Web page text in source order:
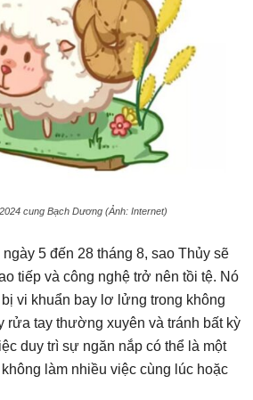
cung Bạch Dương (Ảnh: Internet)
5 đến 28 tháng 8, sao Thủy sẽ
tiếp và công nghệ trở nên tồi tệ. Nó
vi khuẩn bay lơ lửng trong không
rửa tay thường xuyên và tránh bất kỳ
duy trì sự ngăn nắp có thể là một
làm nhiều việc cùng lúc hoặc